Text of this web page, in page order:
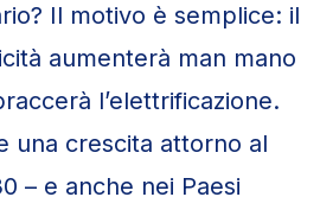
Il motivo è semplice: il
aumenterà man mano
l’elettrificazione.
una crescita attorno al
– e anche nei Paesi